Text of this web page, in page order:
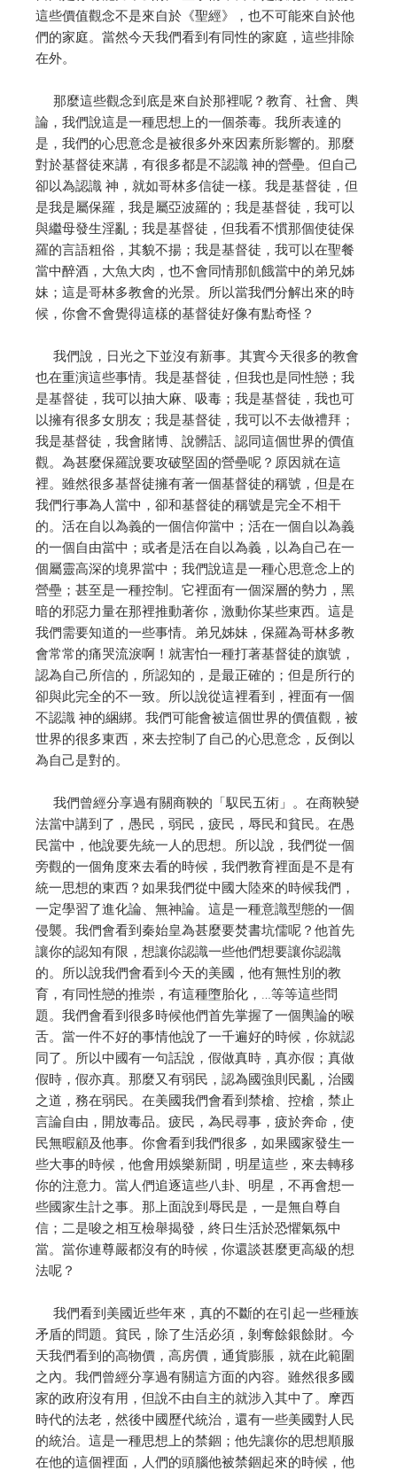
這些價值觀念不是來自於《聖經》，也不可能來自於他
們的家庭。當然今天我們看到有同性的家庭，這些排除
在外。
那麼這些觀念到底是來自於那裡呢？教育、社會、輿
論，我們說這是一種思想上的一個荼毒。我所表達的
是，我們的心思意念是被很多外來因素所影響的。那麼
對於基督徒來講，有很多都是不認識 神的營壘。但自己
卻以為認識 神，就如哥林多信徒一樣。我是基督徒，但
是我是屬保羅，我是屬亞波羅的；我是基督徒，我可以
與繼母發生淫亂；我是基督徒，但我看不慣那個使徒保
羅的言語粗俗，其貌不揚；我是基督徒，我可以在聖餐
當中醉酒，大魚大肉，也不會同情那飢餓當中的弟兄姊
妹；這是哥林多教會的光景。所以當我們分解出來的時
候，你會不會覺得這樣的基督徒好像有點奇怪？
我們說，日光之下並沒有新事。其實今天很多的教會
也在重演這些事情。我是基督徒，但我也是同性戀；我
是基督徒，我可以抽大麻、吸毒；我是基督徒，我也可
以擁有很多女朋友；我是基督徒，我可以不去做禮拜；
我是基督徒，我會賭博、說髒話、認同這個世界的價值
觀。為甚麼保羅說要攻破堅固的營壘呢？原因就在這
裡。雖然很多基督徒擁有著一個基督徒的稱號，但是在
我們行事為人當中，卻和基督徒的稱號是完全不相干
的。活在自以為義的一個信仰當中；活在一個自以為義
的一個自由當中；或者是活在自以為義，以為自己在一
個屬靈高深的境界當中；我們說這是一種心思意念上的
營壘；甚至是一種控制。它裡面有一個深層的勢力，黑
暗的邪惡力量在那裡推動著你，激動你某些東西。這是
我們需要知道的一些事情。弟兄姊妹，保羅為哥林多教
會常常的痛哭流淚啊！就害怕一種打著基督徒的旗號，
認為自己所信的，所認知的，是最正確的；但是所行的
卻與此完全的不一致。所以說從這裡看到，裡面有一個
不認識 神的綑綁。我們可能會被這個世界的價值觀，被
世界的很多東西，來去控制了自己的心思意念，反倒以
為自己是對的。
我們曾經分享過有關商鞅的「馭民五術」。在商鞅變
法當中講到了，愚民，弱民，疲民，辱民和貧民。在愚
民當中，他說要先統一人的思想。所以說，我們從一個
旁觀的一個角度來去看的時候，我們教育裡面是不是有
統一思想的東西？如果我們從中國大陸來的時候我們，
一定學習了進化論、無神論。這是一種意識型態的一個
侵襲。我們會看到秦始皇為甚麼要焚書坑儒呢？他首先
讓你的認知有限，想讓你認識一些他們想要讓你認識
的。所以說我們會看到今天的美國，他有無性別的教
育，有同性戀的推崇，有這種墮胎化，…等等這些問
題。我們會看到很多時候他們首先掌握了一個輿論的喉
舌。當一件不好的事情他說了一千遍好的時候，你就認
同了。所以中國有一句話說，假做真時，真亦假；真做
假時，假亦真。那麼又有弱民，認為國強則民亂，治國
之道，務在弱民。在美國我們會看到禁槍、控槍，禁止
言論自由，開放毒品。疲民，為民尋事，疲於奔命，使
民無暇顧及他事。你會看到我們很多，如果國家發生一
些大事的時候，他會用娛樂新聞，明星這些，來去轉移
你的注意力。當人們追逐這些八卦、明星，不再會想一
些國家生計之事。那上面說到辱民是，一是無自尊自
信；二是唆之相互檢舉揭發，終日生活於恐懼氣氛中
當。當你連尊嚴都沒有的時候，你還談甚麼更高級的想
法呢？
我們看到美國近些年來，真的不斷的在引起一些種族
矛盾的問題。貧民，除了生活必須，剝奪餘銀餘財。今
天我們看到的高物價，高房價，通貨膨脹，就在此範圍
之內。我們曾經分享過有關這方面的內容。雖然很多國
家的政府沒有用，但說不由自主的就涉入其中了。摩西
時代的法老，然後中國歷代統治，還有一些美國對人民
的統治。這是一種思想上的禁錮；他先讓你的思想順服
在他的這個裡面，人們的頭腦他被禁錮起來的時候，他